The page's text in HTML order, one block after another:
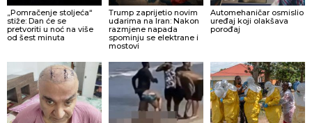
„Pomračenje stoljeća“
stiže: Dan će se
pretvoriti u noć na više
od šest minuta
Trump zaprijetio novim
udarima na Iran: Nakon
razmjene napada
spominju se elektrane i
mostovi
Automehaničar osmislio
uređaj koji olakšava
porođaj